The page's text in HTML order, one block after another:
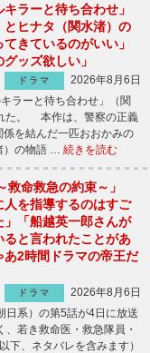
キラーと待ち合わせ」
とヒナタ（関水渚）の
きているのがいい」
グッズ欲しい」
ドラマ
2026年8月6日
ラーと待ち合わせ」（関
た。 本作は、警察の正義
を結んだ一匹おおかみの
）の物語 … 続きを読む
救命救急の約束～」
人を指導するのはすご
」「船越英一郎さんが
ると言われたことがあ
あ2時間ドラマの帝王だ
ドラマ
2026年8月6日
系）の第5話が4日に放送
若き救命医・救急隊員・
下、ネタバレを含みます）